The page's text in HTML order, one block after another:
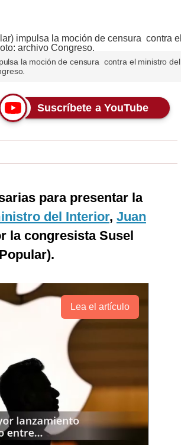
la moción de censura contra el ministro del
Suscríbete a YouTube
para presentar la
del Interior, Juan
la congresista Susel
Lea el artículo